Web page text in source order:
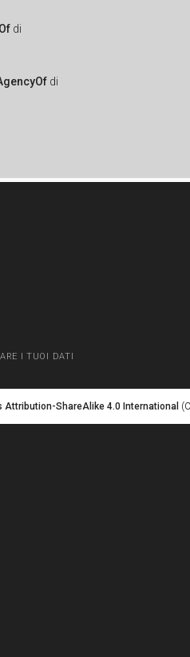
di
di
I TUOI DATI
Attribution-ShareAlike 4.0 International